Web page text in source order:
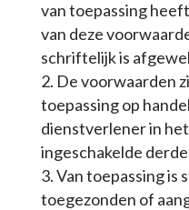
van toepassing
van deze
schriftelijk is
De voorwaarden
toepassing op
dienstverlener in
ingeschakelde
Van toepassing is
toegezonden of